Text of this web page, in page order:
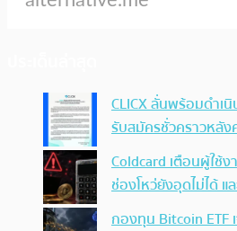
CLICX ลั่นพร้อมดำ
รับสมัครชั่วคราวหลั
Coldcard เตือนผู้ใช้
ช่องโหว่ยังอุดไม่ได้ แ
กองทุน Bitcoin ETF